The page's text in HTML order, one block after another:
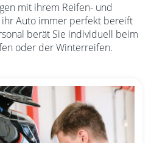
mit ihrem Reifen- und
ihr Auto immer perfekt bereift
berät Sie individuell beim
oder der Winterreifen.